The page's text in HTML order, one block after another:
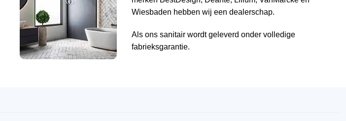
Wiesbaden hebben wij een dealerschap.
Als ons sanitair wordt geleverd onder volledige
fabrieksgarantie.